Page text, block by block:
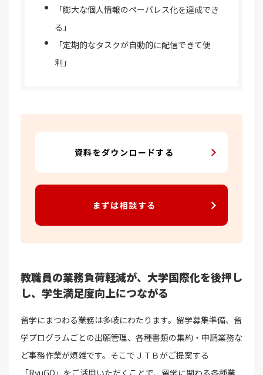
「膨大な個人情報のペーパレス化を達成でき
る」
「定期的なタスクが自動的に配信できて便
利」
資料をダウンロードする
まずは相談する
教職員の業務負荷軽減が、大学国際化を後押し
し、学生満足度向上につながる
留学にまつわる業務は多岐にわたります。留学募集準備、留
学プログラムごとの出願管理、各種書類の集約・申請業務な
ど事務作業が煩雑です。そこでＪＴＢがご提案する